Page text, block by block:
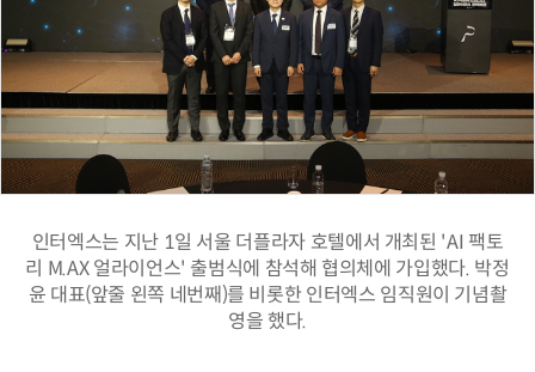
인터엑스는 지난 1일 서울 더플라자 호텔에서 개최된 'AI 팩토
리 M.AX 얼라이언스' 출범식에 참석해 협의체에 가입했다. 박정
윤 대표(앞줄 왼쪽 네번째)를 비롯한 인터엑스 임직원이 기념촬
영을 했다.